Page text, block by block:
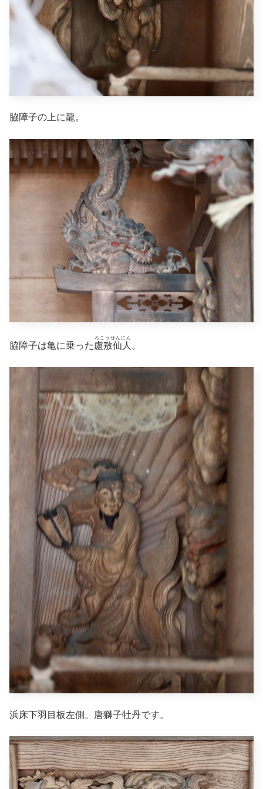
脇障子の上に龍。
脇障子は亀に乗った 盧敖仙人
ろこうせんにん
。
浜床下羽目板左側。唐獅子牡丹です。